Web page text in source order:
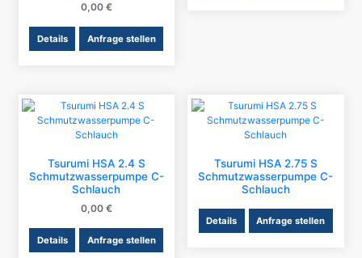
0,00 €
Details Anfrage stellen
Tsurumi HSA 2.4 S
Schmutzwasserpumpe C-
Schlauch
0,00 €
Details Anfrage stellen
Tsurumi HSA 2.75 S
Schmutzwasserpumpe C-
Schlauch
Details Anfrage stellen